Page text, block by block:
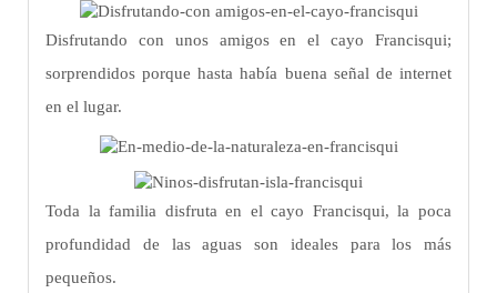
Disfrutando con unos amigos en el cayo Francisqui;
sorprendidos porque hasta había buena señal de internet
en el lugar.
Toda la familia disfruta en el cayo Francisqui, la poca
profundidad de las aguas son ideales para los más
pequeños.